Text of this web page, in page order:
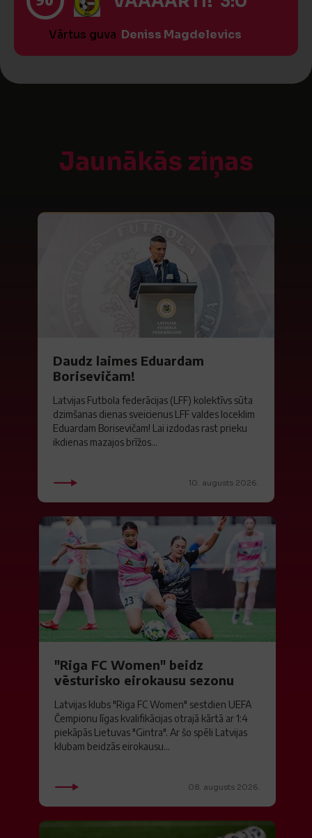
Vārtus guva Deniss Magdelevics
Jaunākās ziņas
Daudz laimes Eduardam
Borisevičam!
Latvijas Futbola federācijas (LFF) kolektīvs sūta
dzimšanas dienas sveicienus LFF valdes loceklim
Eduardam Borisevičam! Lai izdodas rast prieku
ikdienas mazajos brīžos...
10. augusts 2026.
"Riga FC Women" beidz
vēsturisko eirokausu sezonu
Latvijas klubs "Riga FC Women" sestdien UEFA
Čempionu līgas kvalifikācijas otrajā kārtā ar 1:4
piekāpās Lietuvas "Gintra". Ar šo spēli Latvijas
klubam beidzās eirokausu...
08. augusts 2026.